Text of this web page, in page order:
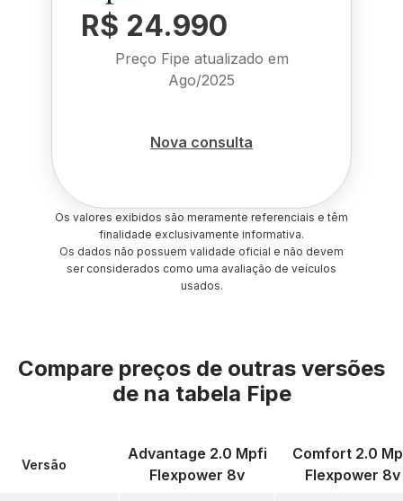
R$ 24.990
Preço Fipe atualizado em
Ago/2025
Nova consulta
Os valores exibidos são meramente referenciais e têm
finalidade exclusivamente informativa.
Os dados não possuem validade oficial e não devem
ser considerados como uma avaliação de veículos
usados.
Compare preços de outras versões
de na tabela Fipe
Versão
Advantage 2.0 Mpfi
Flexpower 8v
Comfort 2.0
Flexpower 8v